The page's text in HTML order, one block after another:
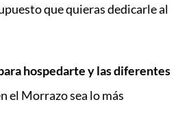
que quieras dedicarle al
hospedarte y las diferentes
el Morrazo sea lo más